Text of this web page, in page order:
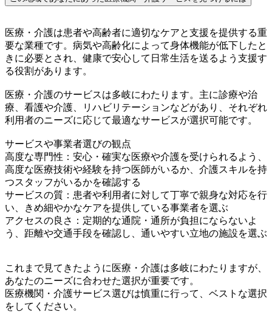
医療・介護は患者や高齢者に適切なケアと支援を提供する重
要な業種です。病気や高齢化によって身体機能が低下したと
きに必要とされ、健康で安心して日常生活を送るよう支援す
る役割があります。
医療・介護のサービスは多岐にわたります。主に診療や治
療、看護や介護、リハビリテーションなどがあり、それぞれ
利用者のニーズに応じて最適なサービスが選択可能です。
サービスや事業者選びの観点
高度な専門性：安心・確実な医療や介護を受けられるよう、
高度な医療技術や経験を持つ医師がいるか、介護スキルを持
つスタッフがいるかを確認する
サービスの質：患者や利用者に対して丁寧で親身な対応を行
い、きめ細やかなケアを提供している事業者を選ぶ
アクセスの良さ：定期的な通院・通所が負担にならないよ
う、距離や交通手段を確認し、通いやすい立地の施設を選ぶ
これまで見てきたように医療・介護は多岐にわたりますが、
あなたのニーズに合わせた選択が重要です。
医療機関・介護サービス選びは慎重に行って、ベストな選択
をしてください。